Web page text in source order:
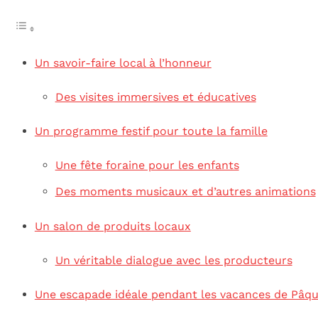
Un savoir-faire local à l’honneur
Des visites immersives et éducatives
Un programme festif pour toute la famille
Une fête foraine pour les enfants
Des moments musicaux et d’autres animations
Un salon de produits locaux
Un véritable dialogue avec les producteurs
Une escapade idéale pendant les vacances de